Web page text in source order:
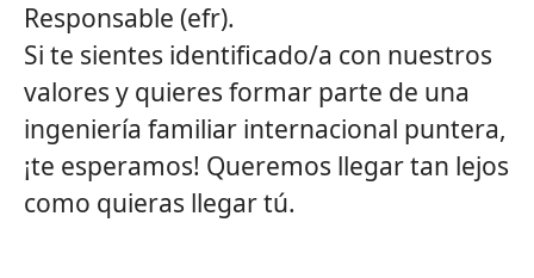
Responsable (efr).
Si te sientes identificado/a con nuestros
valores y quieres formar parte de una
ingeniería familiar internacional puntera,
¡te esperamos! Queremos llegar tan lejos
como quieras llegar tú.